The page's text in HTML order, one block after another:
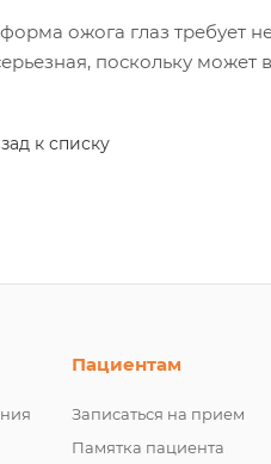
ожога глаз требует
поскольку может
к списку
Пациентам
Записаться на прием
Памятка пациента